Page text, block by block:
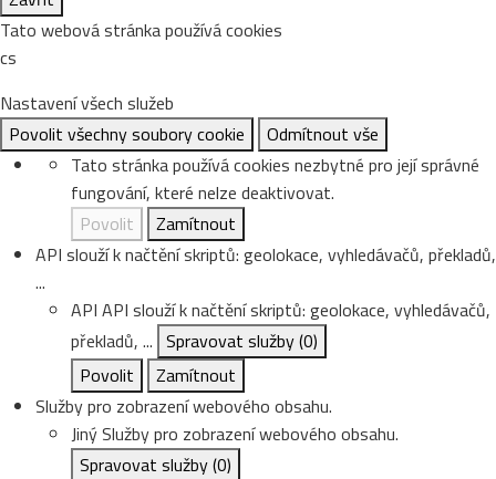
Tato webová stránka používá cookies
cs
Nastavení všech služeb
Povolit všechny soubory cookie
Odmítnout vše
Tato stránka používá cookies nezbytné pro její správné
fungování, které nelze deaktivovat.
Povolit
Zamítnout
API slouží k načtění skriptů: geolokace, vyhledávačů, překladů,
...
API API slouží k načtění skriptů: geolokace, vyhledávačů,
překladů, ... Spravovat služby(0)
Povolit
Zamítnout
Služby pro zobrazení webového obsahu.
JinýSlužby pro zobrazení webového obsahu.
Spravovat služby(0)